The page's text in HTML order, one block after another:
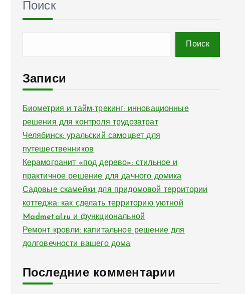
Поиск
Поиск
Записи
Биометрия и тайм-трекинг: инновационные
решения для контроля трудозатрат
Челябинск: уральский самоцвет для
путешественников
Керамогранит «под дерево»: стильное и
практичное решение для дачного домика
Садовые скамейки для придомовой территории
коттеджа: как сделать территорию уютной
Madmetal.ru и функциональной
Ремонт кровли: капитальное решение для
долговечности вашего дома
Последние комментарии